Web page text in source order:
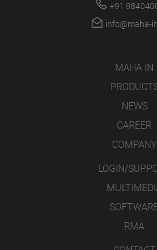
+91
info@maha-
MAHA IN
NEWS
CAREER
COMPANY
LOGIN/
RMA